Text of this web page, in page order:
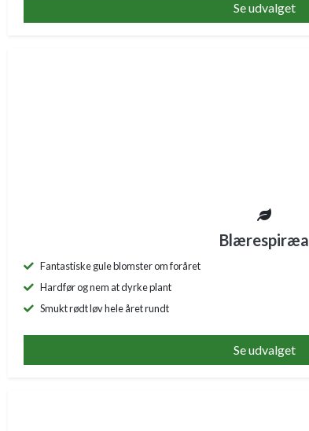
Se udvalget
Blærespiræa
Fantastiske gule blomster om foråret
Hardfør og nem at dyrke plant
Smukt rødt løv hele året rundt
Se udvalget